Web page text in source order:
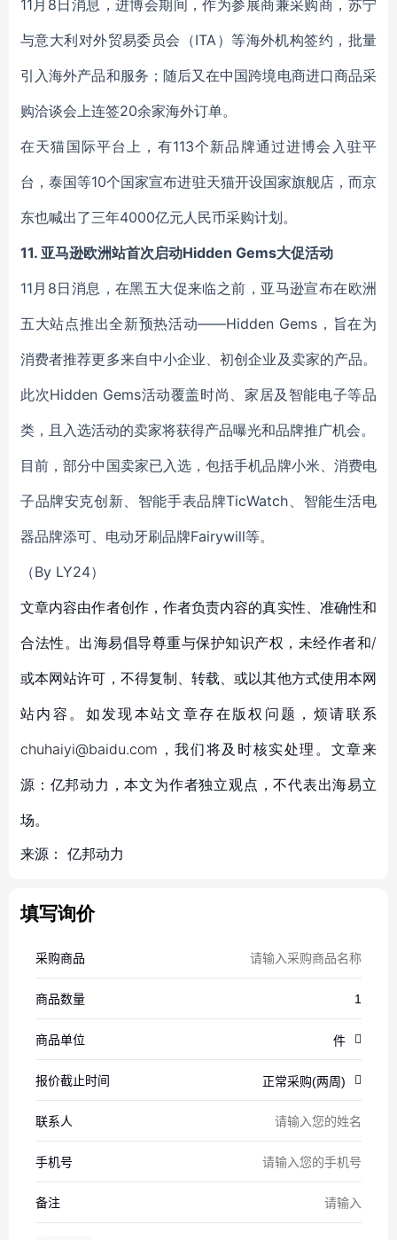
11月8日消息，进博会期间，作为参展商兼采购商，苏宁
与意大利对外贸易委员会（ITA）等海外机构签约，批量
引入海外产品和服务；随后又在中国跨境电商进口商品采
购洽谈会上连签20余家海外订单。
在天猫国际平台上，有113个新品牌通过进博会入驻平
台，泰国等10个国家宣布进驻天猫开设国家旗舰店，而京
东也喊出了三年4000亿元人民币采购计划。
11. 亚马逊欧洲站首次启动Hidden Gems大促活动
11月8日消息，在黑五大促来临之前，亚马逊宣布在欧洲
五大站点推出全新预热活动——Hidden Gems，旨在为
消费者推荐更多来自中小企业、初创企业及卖家的产品。
此次Hidden Gems活动覆盖时尚、家居及智能电子等品
类，且入选活动的卖家将获得产品曝光和品牌推广机会。
目前，部分中国卖家已入选，包括手机品牌小米、消费电
子品牌安克创新、智能手表品牌TicWatch、智能生活电
器品牌添可、电动牙刷品牌Fairywill等。
（By LY24）
文章内容由作者创作，作者负责内容的真实性、准确性和
合法性。出海易倡导尊重与保护知识产权，未经作者和/
或本网站许可，不得复制、转载、或以其他方式使用本网
站内容。如发现本站文章存在版权问题，烦请联系
chuhaiyi@baidu.com，我们将及时核实处理。文章来
源：亿邦动力，本文为作者独立观点，不代表出海易立
场。
来源： 亿邦动力
填写询价